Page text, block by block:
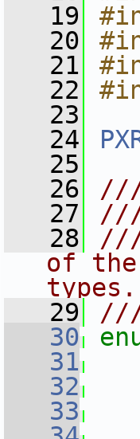
   19
   20
   21
   22
   23
   24
   25
   26
///
   27
   28
///
of
types.
   29
   30
   31
   32
   33